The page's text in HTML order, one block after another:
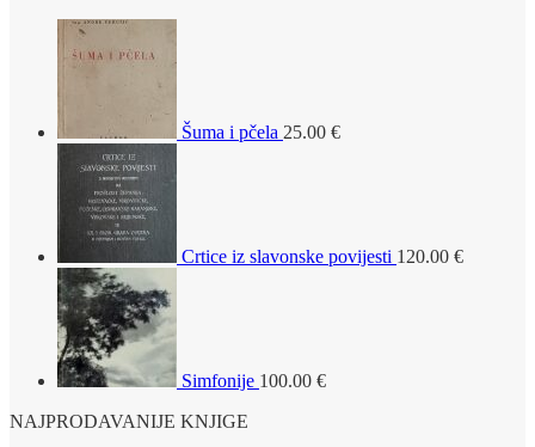
Šuma i pčela 25.00 €
Crtice iz slavonske povijesti 120.00 €
Simfonije 100.00 €
NAJPRODAVANIJE KNJIGE